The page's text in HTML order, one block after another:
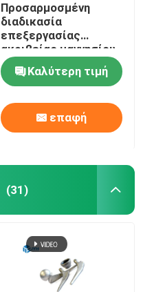
Προσαρμοσμένη
διαδικασία
επεξεργασίας
ακριβείας μαγνησίου
για προϊόντα
κιβωτίων ταχυτήτων
Καλύτερη τιμή
επαφή
(31)